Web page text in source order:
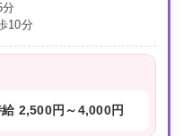
10分
給 2,500円～4,000円